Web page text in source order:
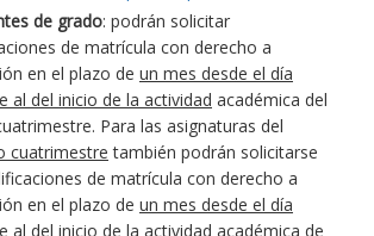
de grado: podrán solicitar
de matrícula con derecho a
en el plazo de un mes desde el día
al del inicio de la actividad académica del
Para las asignaturas del
cuatrimestre también podrán solicitarse
de matrícula con derecho a
en el plazo de un mes desde el día
al del inicio de la actividad académica de